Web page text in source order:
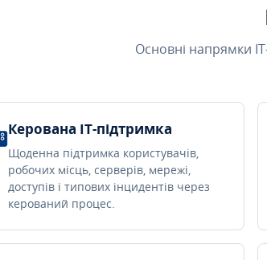
Основні напрямки
Керована IT-підтримка
Щоденна підтримка користувачів,
робочих місць, серверів, мережі,
доступів і типових інцидентів через
керований процес.